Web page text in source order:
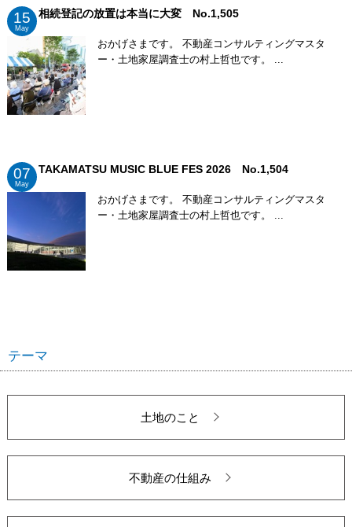
15
May
相続登記の放置は本当に大変 No.1,505
おかげさまです。 不動産コンサルティングマスタ
ー・土地家屋調査士の村上哲也です。 ...
07
May
TAKAMATSU MUSIC BLUE FES 2026 No.1,504
おかげさまです。 不動産コンサルティングマスタ
ー・土地家屋調査士の村上哲也です。 ...
テーマ
土地のこと
不動産の仕組み